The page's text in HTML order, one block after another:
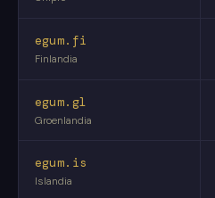
egum.fi
Finlandia
egum.gl
Groenlandia
egum.is
Islandia